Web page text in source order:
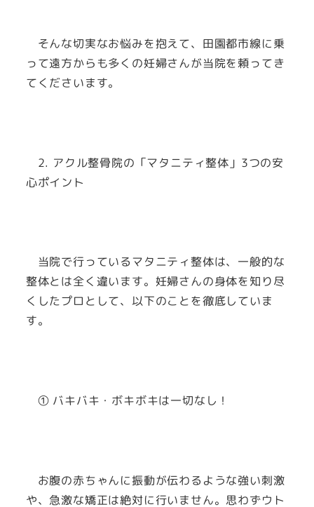
そんな切実なお悩みを抱えて、田園都市線に乗
って遠方からも多くの妊婦さんが当院を頼ってき
てくださいます。
2. アクル整骨院の「マタニティ整体」3つの安
心ポイント
当院で行っているマタニティ整体は、一般的な
整体とは全く違います。妊婦さんの身体を知り尽
くしたプロとして、以下のことを徹底していま
す。
① バキバキ・ボキボキは一切なし！
お腹の赤ちゃんに振動が伝わるような強い刺激
や、急激な矯正は絶対に行いません。思わずウト